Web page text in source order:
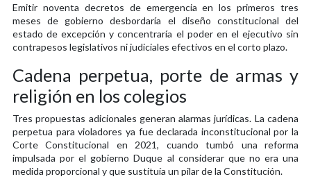
Emitir noventa decretos de emergencia en los primeros tres
meses de gobierno desbordaría el diseño constitucional del
estado de excepción y concentraría el poder en el ejecutivo sin
contrapesos legislativos ni judiciales efectivos en el corto plazo.
Cadena perpetua, porte de armas y
religión en los colegios
Tres propuestas adicionales generan alarmas jurídicas. La cadena
perpetua para violadores ya fue declarada inconstitucional por la
Corte Constitucional en 2021, cuando tumbó una reforma
impulsada por el gobierno Duque al considerar que no era una
medida proporcional y que sustituía un pilar de la Constitución.